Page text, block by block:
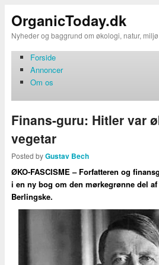
OrganicToday.dk
Nyheder og baggrund om økologi, natur,
Forside
Annoncer
Om os
Finans-guru: Hitler var
vegetar
Posted byGustav Bech
ØKO-FASCISME – Forfatteren og
i en ny bog om den mørkegrønne del
Berlingske.